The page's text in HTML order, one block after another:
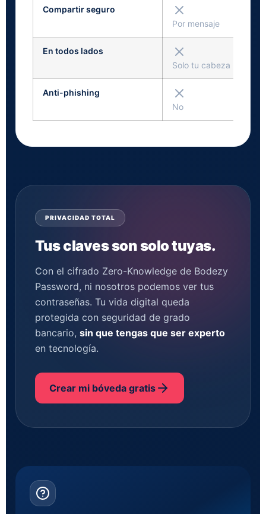
Compartir seguro
Por mensaje
En todos lados
Solo tu cabeza
Anti-phishing
No
PRIVACIDAD TOTAL
Tus claves son solo tuyas.
Con el cifrado Zero-Knowledge de Bodezy
Password, ni nosotros podemos ver tus
contraseñas. Tu vida digital queda
protegida con seguridad de grado
bancario, sin que tengas que ser experto
en tecnología.
Crear mi bóveda gratis